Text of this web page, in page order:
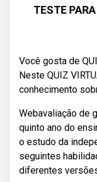
TESTE
Você gosta de
Neste QUIZ
conhecimento
Webavaliação de
quinto ano do
o estudo da
seguintes
diferentes